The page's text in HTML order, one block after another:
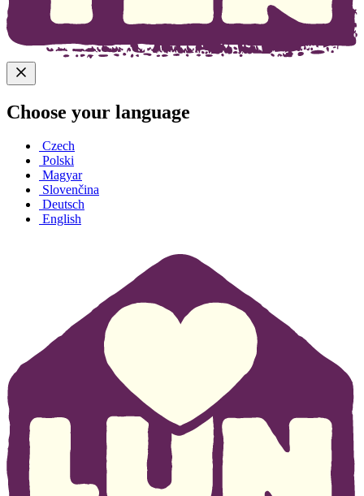
Choose your language
Czech
Polski
Magyar
Slovenčina
Deutsch
English